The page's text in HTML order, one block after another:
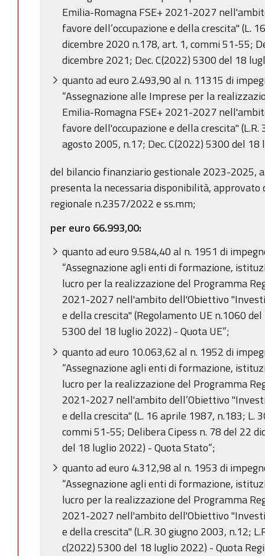
Emilia-Romagna FSE+ 2021-2027
favore dell’occupazione e della crescita" (L.
dicembre 2020 n.178, art. 1, commi 51-55;
dicembre 2021; Dec. C(2022) 5300 del 18
quanto ad euro 2.493,90 al n. 11315 di
“Assegnazione alle Imprese per la
Emilia-Romagna FSE+ 2021-2027
favore dell'occupazione e della crescita" (L.R.
agosto 2005, n.17; Dec. C(2022) 5300 del 18
del bilancio finanziario gestionale 2023-2025,
presenta la necessaria disponibilità, approvato
regionale n.2357/2022 e ss.mm;
per euro 66.993,00:
quanto ad euro 9.584,40 al n. 1951 di
“Assegnazione agli enti di formazione,
lucro per la realizzazione del Programma
2021-2027 nell'ambito dell'Obiettivo
e della crescita" (Regolamento UE n.1060
5300 del 18 luglio 2022) - Quota UE”;
quanto ad euro 10.063,62 al n. 1952 di
“Assegnazione agli enti di formazione,
lucro per la realizzazione del Programma
2021-2027 nell'ambito dell’Obiettivo
e della crescita" (L. 16 aprile 1987, n.183; L.
commi 51-55; Delibera Cipess n. 78 del 22
del 18 luglio 2022) - Quota Stato”;
quanto ad euro 4.312,98 al n. 1953 di
“Assegnazione agli enti di formazione,
lucro per la realizzazione del Programma
2021-2027 nell'ambito dell'Obiettivo
e della crescita" (L.R. 30 giugno 2003, n.12;
c(2022) 5300 del 18 luglio 2022) - Quota